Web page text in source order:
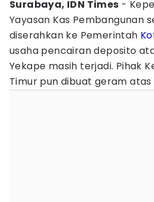
Surabaya, IDN Times -
Yayasan Kas Pembangunan
diserahkan ke Pemerintah
usaha pencairan deposito
Yekape masih terjadi. Pihak
Timur pun dibuat geram